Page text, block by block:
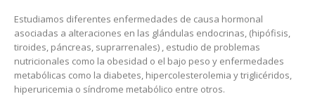
Estudiamos diferentes enfermedades de causa hormonal
asociadas a alteraciones en las glándulas endocrinas, (hipófisis,
tiroides, páncreas, suprarrenales) , estudio de problemas
nutricionales como la obesidad o el bajo peso y enfermedades
metabólicas como la diabetes, hipercolesterolemia y triglicéridos,
hiperuricemia o síndrome metabólico entre otros.